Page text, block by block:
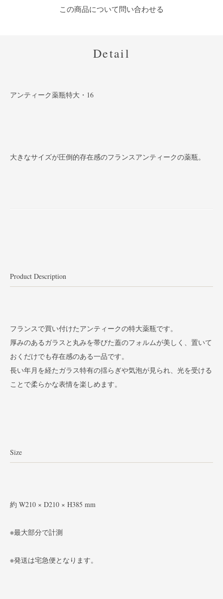
この商品について問い合わせる
Detail
アンティーク薬瓶特大・16
大きなサイズが圧倒的存在感のフランスアンティークの薬瓶。
Product Description
フランスで買い付けたアンティークの特大薬瓶です。
厚みのあるガラスと丸みを帯びた蓋のフォルムが美しく、置いて
おくだけでも存在感のある一品です。
長い年月を経たガラス特有の揺らぎや気泡が見られ、光を受ける
ことで柔らかな表情を楽しめます。
Size
約 W210 × D210 × H385 mm
※最大部分で計測
※発送は宅急便となります。